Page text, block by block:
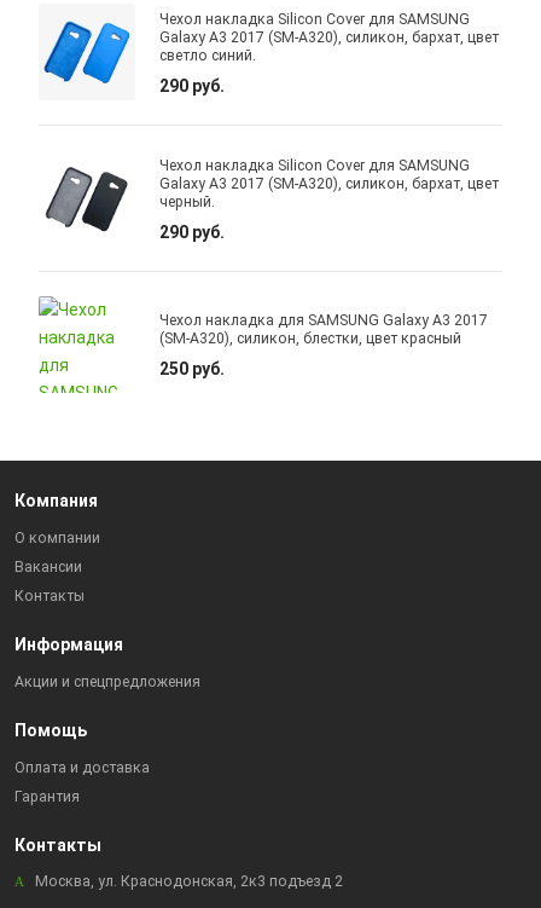
Чехол накладка Silicon Cover для SAMSUNG
Galaxy A3 2017 (SM-A320), силикон, бархат, цвет
светло синий.
290 руб.
Чехол накладка Silicon Cover для SAMSUNG
Galaxy A3 2017 (SM-A320), силикон, бархат, цвет
черный.
290 руб.
Чехол накладка для SAMSUNG Galaxy A3 2017
(SM-A320), силикон, блестки, цвет красный
250 руб.
Компания
О компании
Вакансии
Контакты
Информация
Акции и спецпредложения
Помощь
Оплата и доставка
Гарантия
Контакты
Москва, ул. Краснодонская, 2к3 подъезд 2